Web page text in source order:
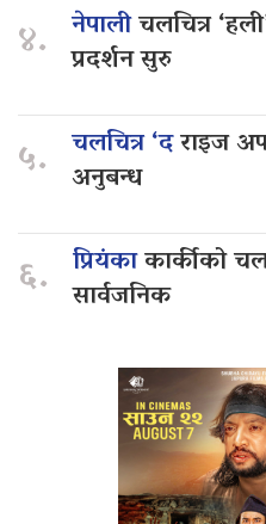
४. नेपालीचलचित्र
प्रदर्शन सुरु
५. चलचित्र ‘दराइज
अनुबन्ध
६. प्रियंकाकार्कीको
सार्वजनिक